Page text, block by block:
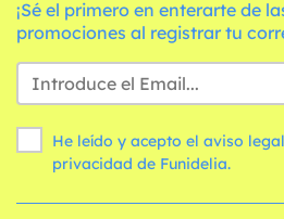
¡Sé el primero en enterarte de
promociones al registrar tu
He leído y acepto el aviso
privacidad de Funidelia.